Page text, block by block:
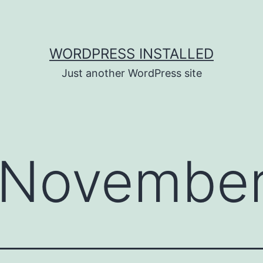
WORDPRESS INSTALLED
Just another WordPress site